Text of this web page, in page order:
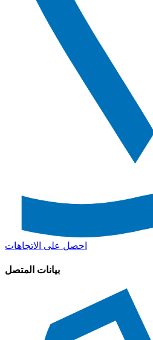
احصل على الاتجاهات
بيانات المتصل